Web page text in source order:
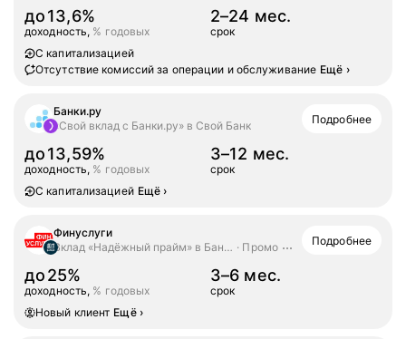
до13,6%
доходность, % годовых
2–24 мес.
срок
С капитализацией
Отсутствие комиссий за операции и обслуживание Ещё ›
Банки.ру
«Свой вклад с Банки.ру» в Свой Банк
Подробнее
до13,59%
доходность, % годовых
3–12 мес.
срок
С капитализацией Ещё ›
Финуслуги
Вклад «Надёжный прайм» в Банк ДОМ.РФ
Промо Подробнее
до25%
доходность, % годовых
3–6 мес.
срок
Новый клиент Ещё›